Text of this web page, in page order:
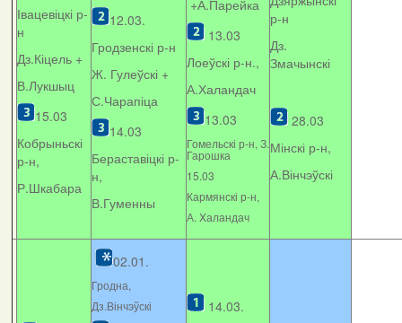
Івацевіцкі р-
н
Дз.Кіцель +
В.Лукшыц
15.03
Кобрыньскі
р-н,
Р.Шкабара
12.03.
Гродзенскі р-н
Ж. Гулеўскі +
С.Чарапіца
14.03
Бераставіцкі р-
н,
В.Гуменны
+А.Парейка
13.03
Лоеўскі р-н.,
А.Халандач
13.03
Гомельскі р-н, З.
Гарошка
15.03
Кармянскі р-н,
А. Xаландач
р-н
Дз.
Змачынскі
28.03
Мінскі р-н,
А.Вінчэўскі
02.01.
Гродна,
Дз.Вінчэўскі
14.03.